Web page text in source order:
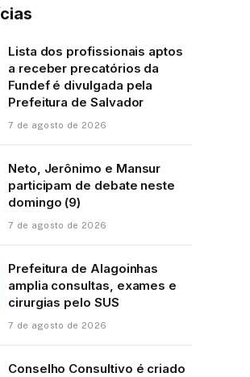
Lista dos profissionais aptos
a receber precatórios da
Fundef é divulgada pela
Prefeitura de Salvador
7 de agosto de 2026
Neto, Jerônimo e Mansur
participam de debate neste
domingo (9)
7 de agosto de 2026
Prefeitura de Alagoinhas
amplia consultas, exames e
cirurgias pelo SUS
7 de agosto de 2026
Conselho Consultivo é criado